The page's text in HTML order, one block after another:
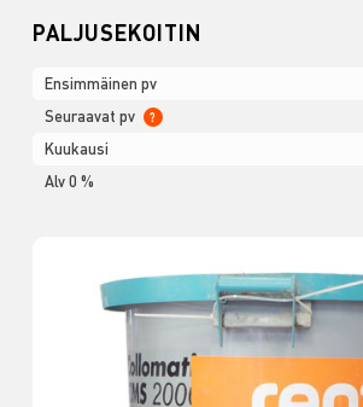
PALJUSEKOITIN
Ensimmäinen pv
Seuraavat pv ?
Kuukausi
Alv 0 %